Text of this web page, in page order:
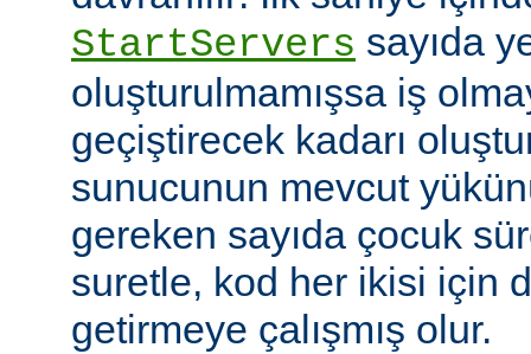
StartServers sayıda
oluşturulmamışsa iş
geçiştirecek kadarı
sunucunun mevcut
gereken sayıda çocuk
suretle, kod her ikisi için
getirmeye çalışmış olur.